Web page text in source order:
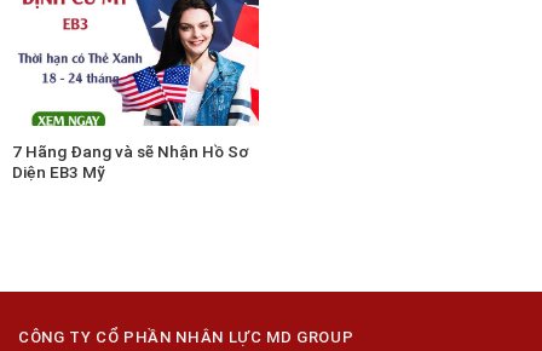
7 Hãng Đang và sẽ Nhận Hồ Sơ
Diện EB3 Mỹ
CÔNG TY CỔ PHẦN NHÂN LỰC MD GROUP